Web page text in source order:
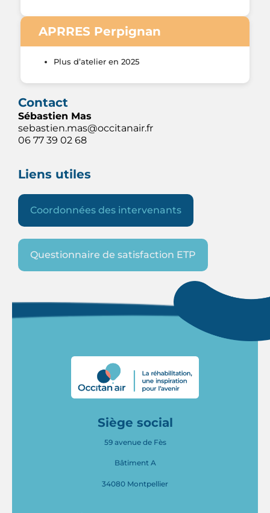
APRRES Perpignan
Plus d’atelier en 2025
Contact
Sébastien Mas
sebastien.mas@occitanair.fr
06 77 39 02 68
Liens utiles
Coordonnées des intervenants
Questionnaire de satisfaction ETP
Siège social
59 avenue de Fès
Bâtiment A
34080 Montpellier